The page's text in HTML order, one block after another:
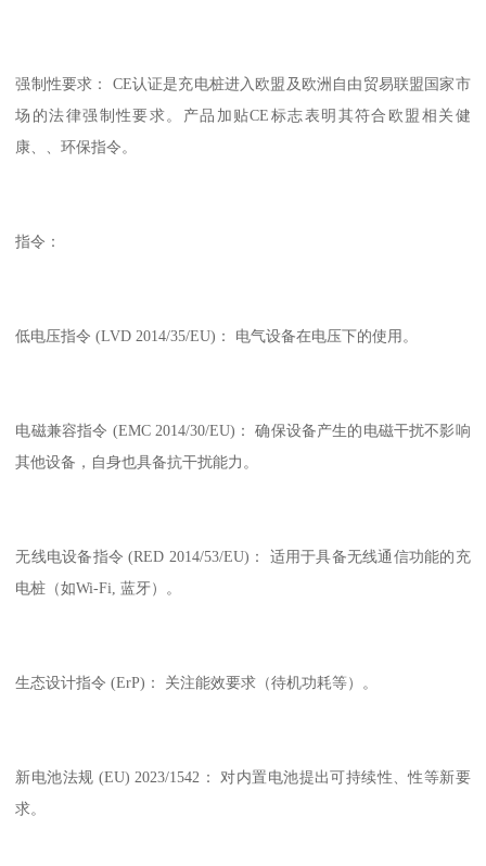
强制性要求： CE认证是充电桩进入欧盟及欧洲自由贸易联盟国家市
场的法律强制性要求。产品加贴CE标志表明其符合欧盟相关健
康、、环保指令。
指令：
低电压指令 (LVD 2014/35/EU)： 电气设备在电压下的使用。
电磁兼容指令 (EMC 2014/30/EU)： 确保设备产生的电磁干扰不影响
其他设备，自身也具备抗干扰能力。
无线电设备指令 (RED 2014/53/EU)： 适用于具备无线通信功能的充
电桩（如Wi-Fi, 蓝牙）。
生态设计指令 (ErP)： 关注能效要求（待机功耗等）。
新电池法规 (EU) 2023/1542： 对内置电池提出可持续性、性等新要
求。